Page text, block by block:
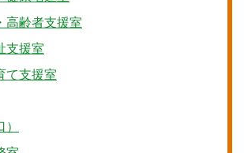
高齢者支援室
支援室
て支援室